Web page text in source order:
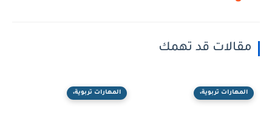
مقالات قد تهمك
المهارات تربوية، المهارات تربوية،